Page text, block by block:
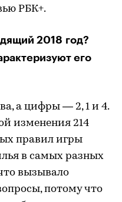
РБК+.
2018 год?
его
а цифры — 2, 1 и 4.
изменения 214
правил игры
в самых разных
вызывало
потому что